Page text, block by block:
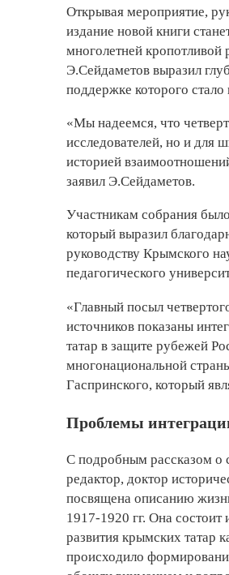
Открывая мероприятие,
издание новой книги
многолетней
Э.Сейдаметов выразил
поддержке которого
«Мы надеемся, что
исследователей, но и для
историей
заявил Э.Сейдаметов.
Участникам собрания
который выразил
руководству Крымского
педагогического
«Главный посыл
источников показаны
татар в защите рубежей
многонациональной
Гаспринского, который
Проблемы
С подробным рассказом о
редактор, доктор
посвящена описанию
1917-1920 гг. Она
развития крымских татар
происходило